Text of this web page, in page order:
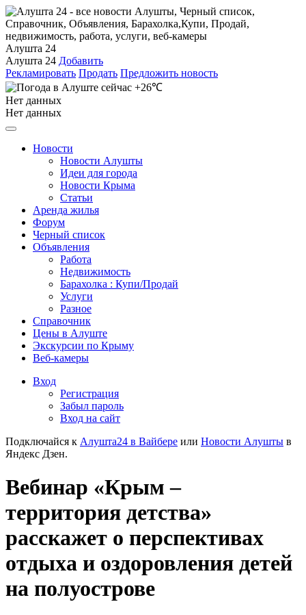
Алушта 24
Алушта 24 Добавить
Рекламировать Продать Предложить новость
+26℃
Нет данных
Нет данных
Новости
Новости Алушты
Идеи для города
Новости Крыма
Статьи
Аренда жилья
Форум
Черный список
Объявления
Работа
Недвижимость
Барахолка : Купи/Продай
Услуги
Разное
Справочник
Цены в Алуште
Экскурсии по Крыму
Веб-камеры
Вход
Регистрация
Забыл пароль
Вход на сайт
Подключайся к Алушта24 в Вайбере или Новости Алушты в
Яндекс Дзен.
Вебинар «Крым –
территория детства»
расскажет о перспективах
отдыха и оздоровления детей
на полуострове